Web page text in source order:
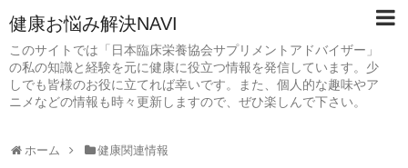
健康お悩み解決NAVI
このサイトでは「日本臨床栄養協会サプリメントアドバイザー」
の私の知識と経験を元に健康に役立つ情報を発信しています。少
しでも皆様のお役に立てれば幸いです。また、個人的な趣味やア
ニメなどの情報も時々更新しますので、ぜひ楽しんで下さい。
ホーム 健康関連情報